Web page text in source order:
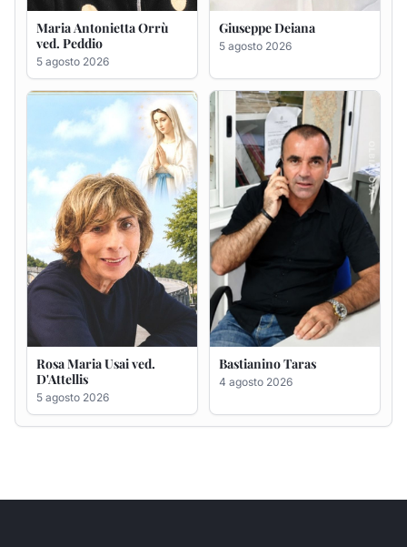
Rosa Maria Usai ved.
D'Attellis
5 agosto 2026
Bastianino Taras
4 agosto 2026